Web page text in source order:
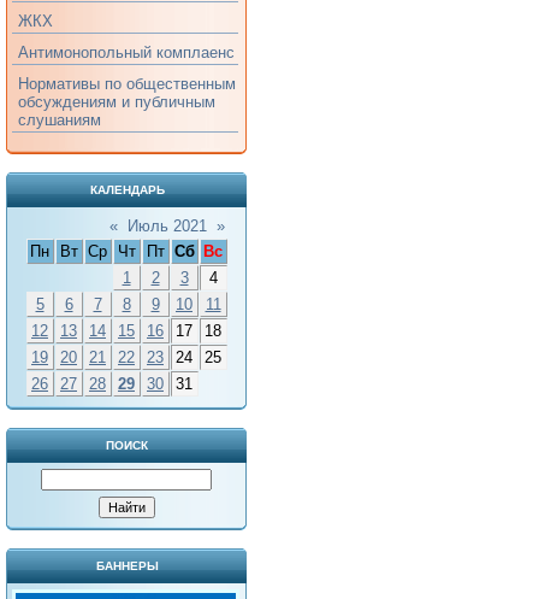
ЖКХ
Антимонопольный комплаенс
Нормативы по общественным
обсуждениям и публичным
слушаниям
КАЛЕНДАРЬ
« Июль 2021 »
Пн
Вт Ср Чт Пт Сб
Вс
1
2 3
4
5
6 7 8 9 10
11
12
13 14 15 16 17
18
19
20 21 22 23 24
25
26
27 28 29 30 31
ПОИСК
БАННЕРЫ